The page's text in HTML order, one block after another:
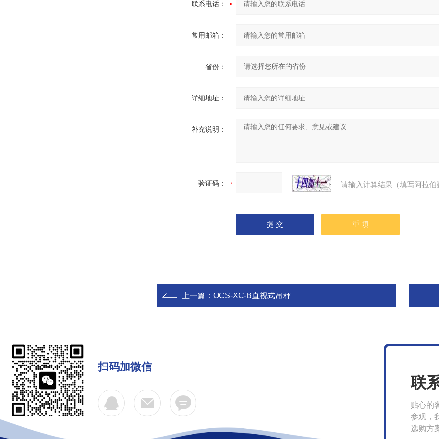
联系电话：
常用邮箱：
省份：
详细地址：
补充说明：
验证码： 请输入计算结果（填写阿拉
上一篇： OCS-XC-B直视式吊秤
扫码加微信
联
贴心的
参观，
选购方